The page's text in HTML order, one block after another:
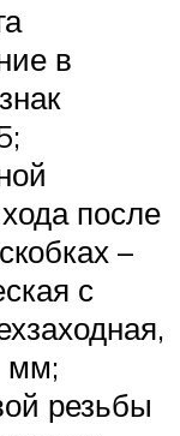
в
после
–
с
мм;
резьбы